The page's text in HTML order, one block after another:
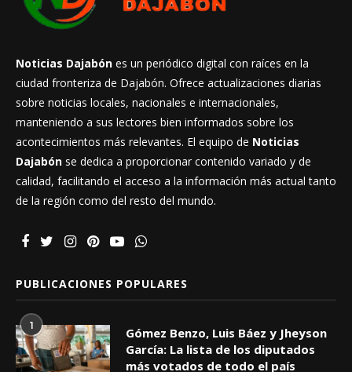
Noticias Dajabón es un periódico digital con raíces en la
ciudad fronteriza de Dajabón. Ofrece actualizaciones diarias
sobre noticias locales, nacionales e internacionales,
manteniendo a sus lectores bien informados sobre los
acontecimientos más relevantes. El equipo de Noticias
Dajabón se dedica a proporcionar contenido variado y de
calidad, facilitando el acceso a la información más actual tanto
de la región como del resto del mundo.
PUBLICACIONES POPULARES
1
Gómez Benzo, Luis Báez y Jheyson
García: La lista de los diputados
más votados de todo el país